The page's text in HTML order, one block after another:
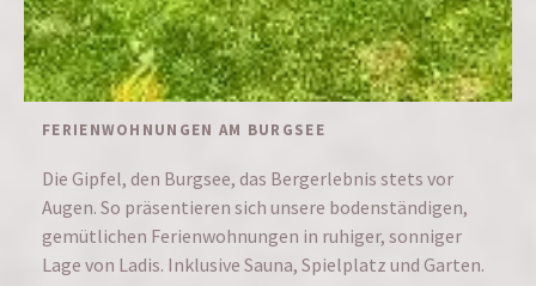
FERIENWOHNUNGEN AM BURGSEE
Die Gipfel, den Burgsee, das Bergerlebnis stets vor
Augen. So präsentieren sich unsere bodenständigen,
gemütlichen Ferienwohnungen in ruhiger, sonniger
Lage von Ladis. Inklusive Sauna, Spielplatz und Garten.